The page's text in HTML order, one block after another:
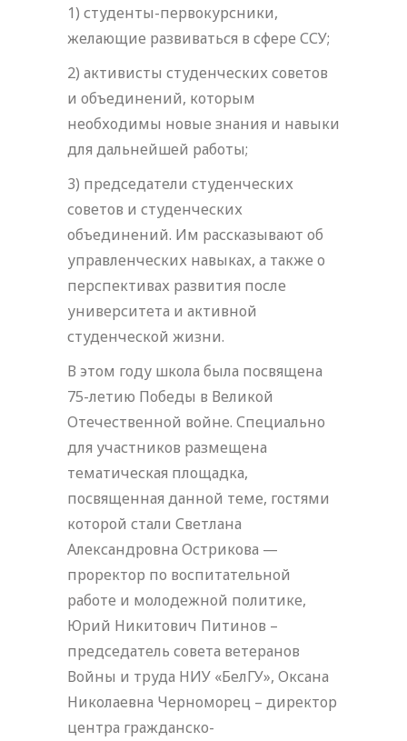
1) студенты-первокурсники,
желающие развиваться в сфере ССУ;
2) активисты студенческих советов
и объединений, которым
необходимы новые знания и навыки
для дальнейшей работы;
3) председатели студенческих
советов и студенческих
объединений. Им рассказывают об
управленческих навыках, а также о
перспективах развития после
университета и активной
студенческой жизни.
В этом году школа была посвящена
75-летию Победы в Великой
Отечественной войне. Специально
для участников размещена
тематическая площадка,
посвященная данной теме, гостями
которой стали Светлана
Александровна Острикова —
проректор по воспитательной
работе и молодежной политике,
Юрий Никитович Питинов –
председатель совета ветеранов
Войны и труда НИУ «БелГУ», Оксана
Николаевна Черноморец – директор
центра гражданско-